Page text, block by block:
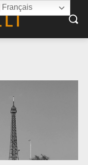
Français